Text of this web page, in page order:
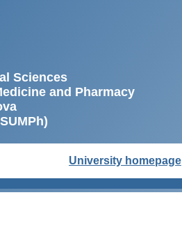
Sciences
and Pharmacy
University homepage